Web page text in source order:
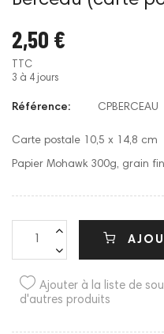
2,50 €
TTC
3 à 4 jours
Référence: CPBERCEAU
Carte postale 10,5 x 14,8 cm
Papier Mohawk 300g, grain fin
Ajouter à la liste de
d'autres produits